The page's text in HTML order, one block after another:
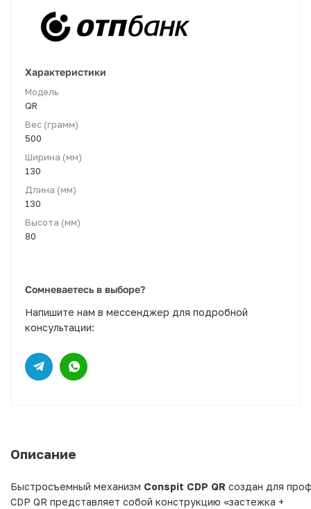
Характеристики
Модель
QR
Вес (грамм)
500
Ширина (мм)
130
Длина (мм)
130
Высота (мм)
80
Сомневаетесь в выборе?
Напишите нам в мессенджер для подробной
консультации:
Описание
Быстросъемный механизм Conspit CDP QR создан для
CDP QR представляет собой конструкцию «застежка +